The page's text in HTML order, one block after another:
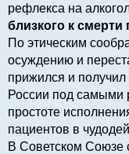
рефлекса на
близкого к
По этическим
осуждению и
прижился и
России под самыми
простоте
пациентов в
В Советском Союзе